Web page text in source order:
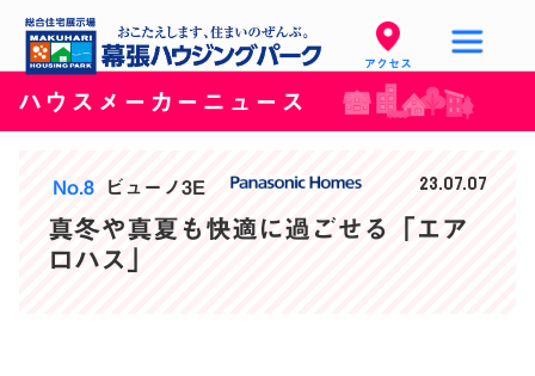
アクセス
ハウスメーカーニュース
No.8 ビューノ3E 23.07.07
真冬や真夏も快適に過ごせる「エア
ロハス」